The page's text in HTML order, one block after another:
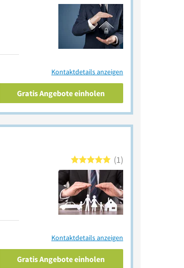
Kontaktdetails anzeigen
Gratis Angebote einholen
1
Kontaktdetails anzeigen
Gratis Angebote einholen